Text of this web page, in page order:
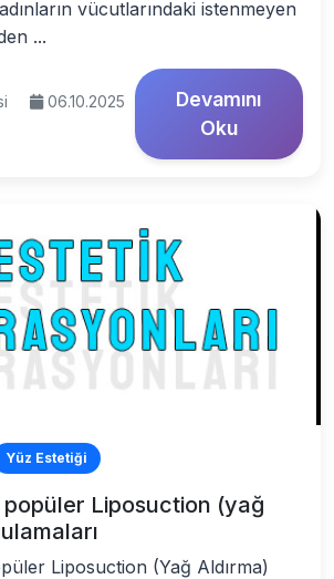
vücutlarındaki istenmeyen
...
06.10.2025
Devamını
Oku
Yüz Estetiği
popüler Liposuction (yağ
Liposuction (Yağ Aldırma)